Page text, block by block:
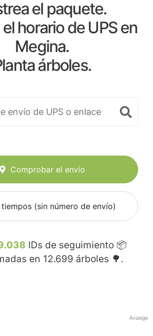
el paquete.
horario de UPS en
Megina.
árboles.
Comprobar el envío
(sin número de envío)
IDs de seguimiento 📦
en 12.699 árboles 🌳.
Anzeige